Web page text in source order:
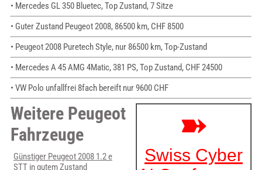
• Mercedes GL 350 Bluetec, Top Zustand, 7 Sitze
• Guter Zustand Peugeot 2008, 86500 km, CHF 8500
• Peugeot 2008 Puretech Style, nur 86500 km, Top-Zustand
• Mercedes A 45 AMG 4Matic, 381 PS, Top Zustand, CHF 24500
• VW Polo unfallfrei 8fach bereift nur 9600 CHF
Weitere Peugeot
Fahrzeuge
Günstiger Peugeot 2008 1.2 e
STT in gutem Zustand